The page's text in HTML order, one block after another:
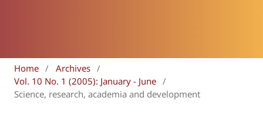
Home / Archives /
Vol. 10 No. 1 (2005): January - June /
Science, research, academia and development